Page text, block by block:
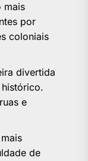
mais
por
coloniais
divertida
e
de